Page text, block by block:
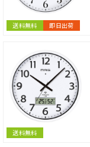
送料無料 即日出荷
送料無料